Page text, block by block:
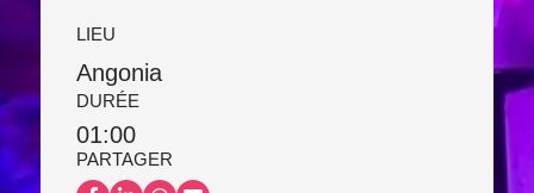
LIEU
Angonia
DURÉE
01:00
PARTAGER